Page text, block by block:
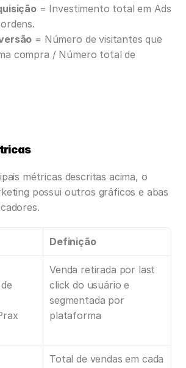
= Investimento total em Ads
= Número de visitantes que
compra / Número total de
métricas descritas acima, o
possui outros gráficos e abas
Definição
Venda retirada por last
click do usuário e
segmentada por
plataforma
Total de vendas em cada